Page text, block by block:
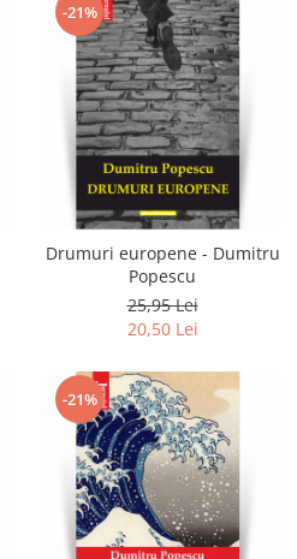
-21%
Drumuri europene - Dumitru
Popescu
25,95 Lei
20,50 Lei
-21%